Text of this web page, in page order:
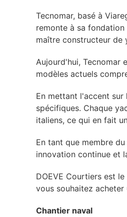
Tecnomar, basé à
remonte à sa
maître constructeur de
Aujourd'hui, Tecnomar
modèles actuels
En mettant l'accent
spécifiques. Chaque
italiens, ce qui en fait
En tant que membre
innovation continue et
DOEVE Courtiers est
vous souhaitez acheter
Chantier naval